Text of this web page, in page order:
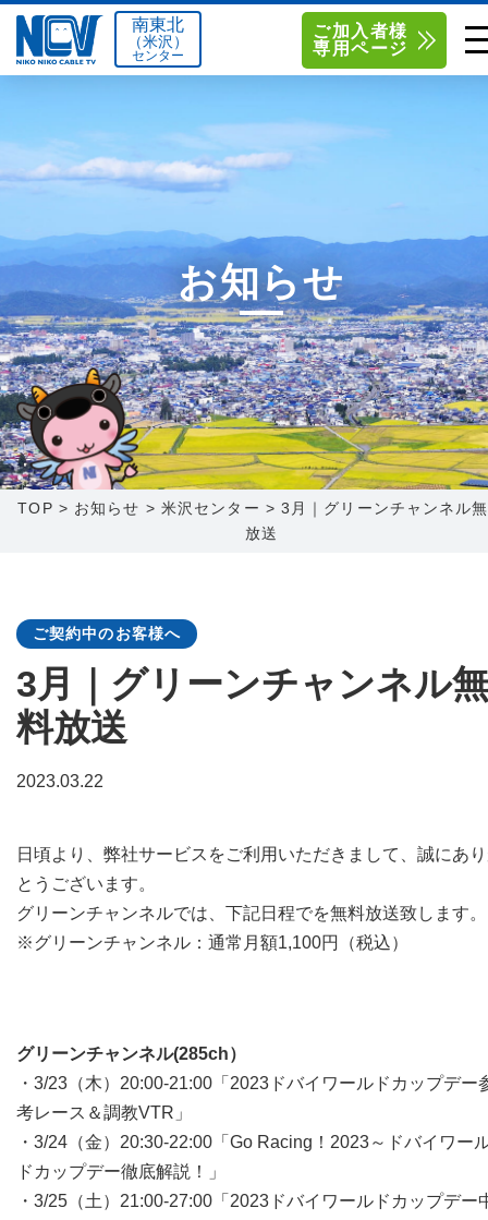
南東北センター（福島）
函館センター 0138-34-2525
新潟センター 025-210-1200
単品料金
お得なセットプラン
料金シミュレーション
サポート
Q&A
センター情報
お問い合わせ
お申し込み
〒992-0044
山形県米沢市春日四丁目2-75
0238-24-2525
営業時間 9:00～18:00
南東北センター(福島)
〒960-8252
福島県福島市御山字一本松17-1-
1
0120-173-577
営業時間 9:15～18:00
〒041-0801
0138-34-2525
南東北
（米沢）
センター
ご加入者様
専用ページ
お知らせ
TOP > お知らせ > 米沢センター >3月｜グリーンチャンネル
放送
ご契約中のお客様へ
3月｜グリーンチャンネル無
料放送
2023.03.22
日頃より、弊社サービスをご利用いただきまして、誠にあ
とうございます。
グリーンチャンネルでは、下記日程でを無料放送致します。
※グリーンチャンネル：通常月額1,100円（税込）
グリーンチャンネル(285ch）
・3/23（木）20:00-21:00「2023ドバイワールドカップデー
考レース＆調教VTR」
・3/24（金）20:30-22:00「Go Racing！2023～ドバイワー
ドカップデー徹底解説！」
・3/25（土）21:00-27:00「2023ドバイワールドカップデー